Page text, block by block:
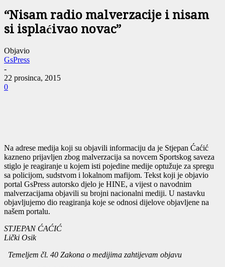
“Nisam radio malverzacije i nisam
si isplaćivao novac”
Objavio
GsPress
-
22 prosinca, 2015
0
Na adrese medija koji su objavili informaciju da je Stjepan Ćaćić
kazneno prijavljen zbog malverzacija sa novcem Sportskog saveza
stiglo je reagiranje u kojem isti pojedine medije optužuje za spregu
sa policijom, sudstvom i lokalnom mafijom. Tekst koji je objavio
portal GsPress autorsko djelo je HINE, a vijest o navodnim
malverzacijama objavili su brojni nacionalni mediji. U nastavku
objavljujemo dio reagiranja koje se odnosi dijelove objavljene na
našem portalu.
STJEPAN ĆAĆIĆ
Lički Osik
Temeljem čl. 40 Zakona o medijima zahtijevam objavu